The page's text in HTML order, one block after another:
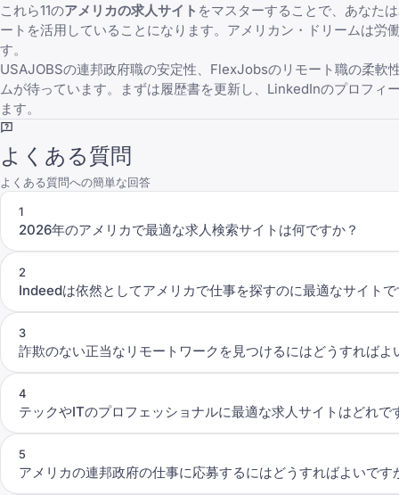
これら11のアメリカの求人サイト をマスターすることで、あなた
ートを活用していることになります。アメリカン・ドリームは
す。
USAJOBSの連邦政府職の安定性、 FlexJobsのリモート職の柔軟
ムが待っています。まずは履歴書を更新し、 LinkedInのプロフィ
ます。
よくある質問
よくある質問への簡単な回答
1
2026年のアメリカで最適な求人検索サイトは何ですか？
2
Indeedは依然としてアメリカで仕事を探すのに最適なサイト
3
詐欺のない正当なリモートワークを見つけるにはどうすればよ
4
テックやITのプロフェッショナルに最適な求人サイトはどれで
5
アメリカの連邦政府の仕事に応募するにはどうすればよいです